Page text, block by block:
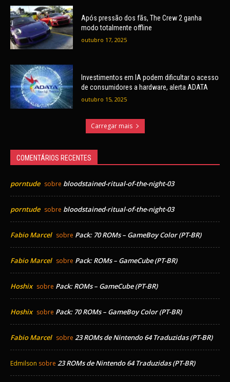
Após pressão dos fãs, The Crew 2 ganha
modo totalmente offline
outubro 17, 2025
Investimentos em IA podem dificultar o acesso
de consumidores a hardware, alerta ADATA
outubro 15, 2025
Carregar mais
COMENTÁRIOS RECENTES
porntude sobre bloodstained-ritual-of-the-night-03
porntude sobre bloodstained-ritual-of-the-night-03
Fabio Marcel sobre Pack: 70 ROMs – GameBoy Color (PT-BR)
Fabio Marcel sobre Pack: ROMs – GameCube (PT-BR)
Hoshix sobre Pack: ROMs – GameCube (PT-BR)
Hoshix sobre Pack: 70 ROMs – GameBoy Color (PT-BR)
Fabio Marcel sobre 23 ROMs de Nintendo 64 Traduzidas (PT-BR)
Edmilson sobre 23 ROMs de Nintendo 64 Traduzidas (PT-BR)